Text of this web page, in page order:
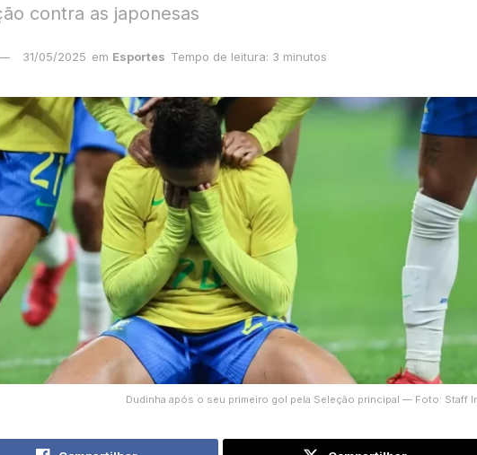
contra as japonesas
31/05/2025 em Esportes Tempo de leitura: 3 minutos
Dudinha após o seu primeiro gol pela Seleção principal — Foto: Staff